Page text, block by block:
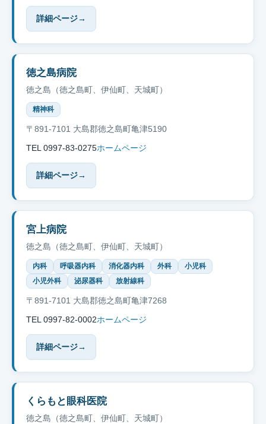
詳細ページ→
徳之島病院
徳之島（徳之島町、伊仙町、天城町）
精神科
〒891-7101 大島郡徳之島町亀津5190
TEL 0997-83-0275ホームページ
詳細ページ→
宮上病院
徳之島（徳之島町、伊仙町、天城町）
内科 呼吸器内科 消化器内科 外科
小児科
小児外科
泌尿器科 放射線科
〒891-7101 大島郡徳之島町亀津7268
TEL 0997-82-0002ホームページ
詳細ページ→
くらもと眼科医院
徳之島（徳之島町、伊仙町、天城町）